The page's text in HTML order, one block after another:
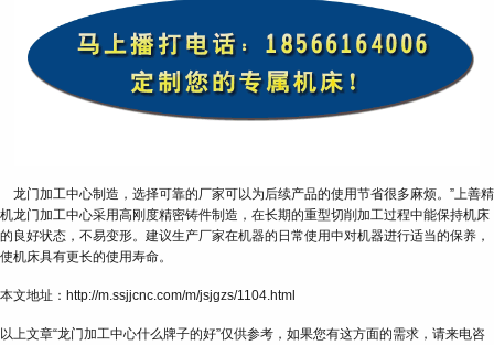
龙门加工中心制造，选择可靠的厂家可以为后续产品的使用节省很多麻烦。”上善精
机龙门加工中心采用高刚度精密铸件制造，在长期的重型切削加工过程中能保持机床
的良好状态，不易变形。建议生产厂家在机器的日常使用中对机器进行适当的保养，
使机床具有更长的使用寿命。
本文地址：http://m.ssjjcnc.com/m/jsjgzs/1104.html
以上文章“龙门加工中心什么牌子的好”仅供参考，如果您有这方面的需求，请来电咨